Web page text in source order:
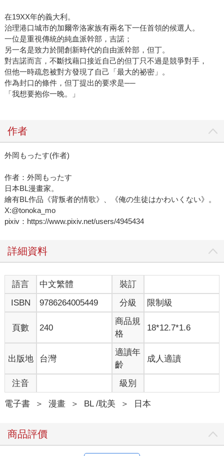
在19XX年的義大利。
治理港口城市的加爾帝洛家族有兩名下一任首領的候選人。
一位是重視傳統的純血派幹部，吉諾；
另一名是致力於開創新時代的自由派幹部，但丁。
對吉諾而言，不斷找藉口接近自己的但丁只不過是競爭對手，
但他一時疏忽被對方發現了自己「最大的祕密」。
作為封口的條件，但丁提出的要求是──
「我想要抱你一晚。」
作者
外岡もったす(作者)
作者：外岡もったす
日本BL漫畫家。
繪有BL作品《背叛者的情歌》、《俺の生徒はかわいくない》。
X:@tonoka_mo
pixiv：https://www.pixiv.net/users/4945434
詳細資料
語言 中文繁體
裝訂
ISBN
9786264005449 分級 限制級
頁數 240
商品規
格
18*12.7*1.6
出版地 台灣
適讀年
齡
成人適讀
注音 級別
電子書 ＞ 漫畫 ＞ BL /耽美 ＞ 日本
商品評價